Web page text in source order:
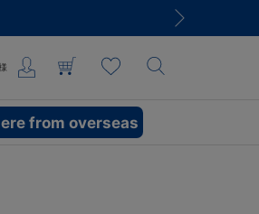
from overseas